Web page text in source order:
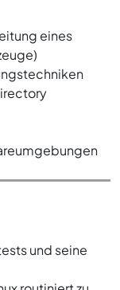
eines
und seine